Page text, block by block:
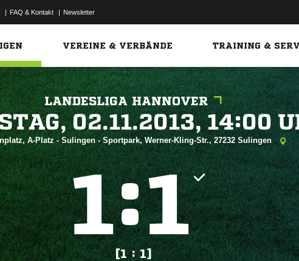
| FAQ & Kontakt | Newsletter
VEREINE & VERBÄNDE TRAINING &
LANDESLIGA HANNOVER
 
A-Platz - Sulingen - Sportpark, Werner-Kling-Str., 27232 Sulingen
:
[1 : 1]